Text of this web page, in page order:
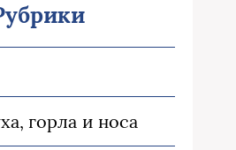
горла и носа